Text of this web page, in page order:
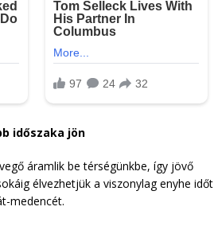
időszaka jön
áramlik be térségünkbe, így jövő
élvezhetjük a viszonylag enyhe időt
medencét.